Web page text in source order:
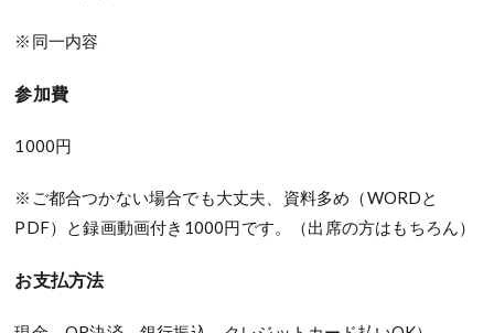
※同一内容
参加費
1000円
※ご都合つかない場合でも大丈夫、資料多め（WORDと
PDF）と録画動画付き1000円です。（出席の方はもちろん）
お支払方法